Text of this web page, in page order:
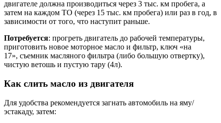
двигателе должна производиться через 3 тыс. км пробега, а
затем на каждом ТО (через 15 тыс. км пробега) или раз в год, в
зависимости от того, что наступит раньше.
Потребуется: прогреть двигатель до рабочей температуры,
приготовить новое моторное масло и фильтр, ключ «на
17», съемник масляного фильтра (либо большую отвертку),
чистую ветошь и пустую тару (4л).
Как слить масло из двигателя
Для удобства рекомендуется загнать автомобиль на яму/
эстакаду, затем: